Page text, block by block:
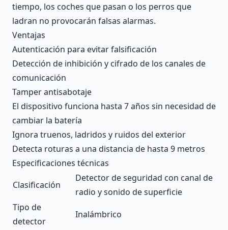
tiempo, los coches que pasan o los perros que
ladran no provocarán falsas alarmas.
Ventajas
Autenticación para evitar falsificación
Detección de inhibición y cifrado de los canales de
comunicación
Tamper antisabotaje
El dispositivo funciona hasta 7 años sin necesidad de
cambiar la batería
Ignora truenos, ladridos y ruidos del exterior
Detecta roturas a una distancia de hasta 9 metros
Especificaciones técnicas
Clasificación
Detector de seguridad con canal de
radio y sonido de superficie
Tipo de
detector
Inalámbrico